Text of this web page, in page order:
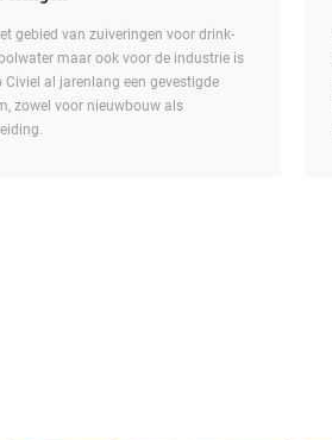
gebied van zuiveringen voor drink-
maar ook voor de industrie is
Civiel al jarenlang een gevestigde
zowel voor nieuwbouw als